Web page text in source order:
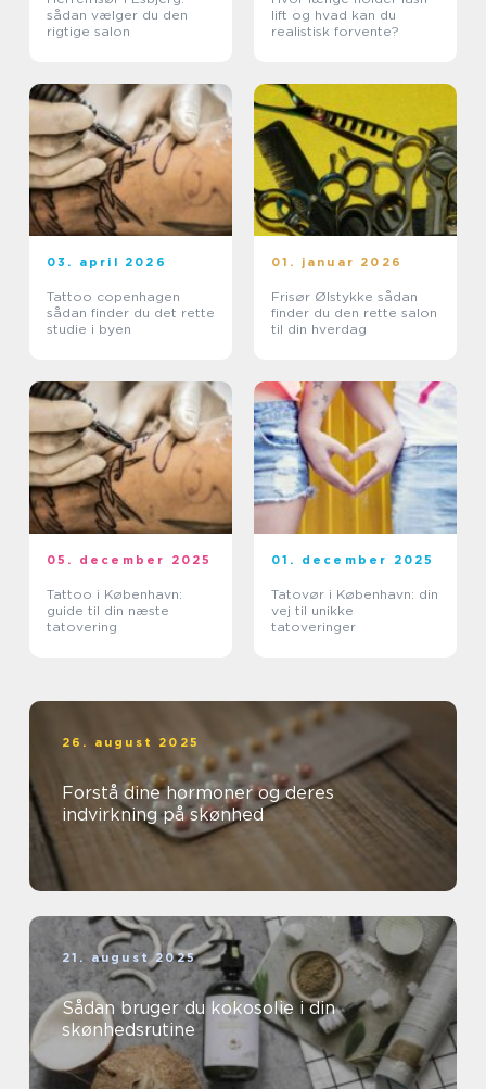
sådan vælger du den
rigtige salon
lift og hvad kan du
realistisk forvente?
03. april 2026
Tattoo copenhagen
sådan finder du det rette
studie i byen
01. januar 2026
Frisør Ølstykke sådan
finder du den rette salon
til din hverdag
05. december 2025
Tattoo i København:
guide til din næste
tatovering
01. december 2025
Tatovør i København: din
vej til unikke
tatoveringer
26. august 2025
Forstå dine hormoner og deres
indvirkning på skønhed
21. august 2025
Sådan bruger du kokosolie i din
skønhedsrutine